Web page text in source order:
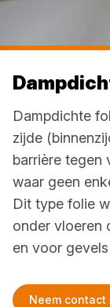
Dampdichte
zijde
barrière tegen
waar geen
Dit type folie
onder vloeren
en voor
Neem contact